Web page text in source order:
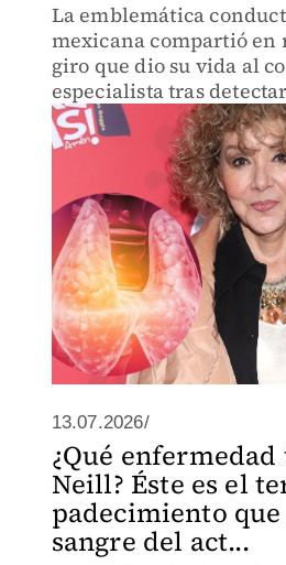
La emblemática
mexicana compartió en
giro que dio su vida al
especialista tras
metabólicas y recordar
una dolorosa condición
13.07.2026/
¿Qué enfermedad
Neill? Éste es el
padecimiento
sangre del act...